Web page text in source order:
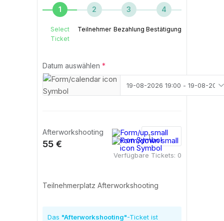
1
Select
Ticket
2
Teilnehmer
3
Bezahlung
4
Bestätigung
Datum auswählen *
Afterworkshooting
55 €
Verfügbare Tickets: 0
Teilnehmerplatz Afterworkshooting
Das "Afterworkshooting"-Ticket ist